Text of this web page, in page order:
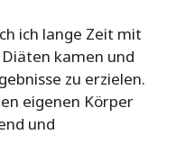
ich lange Zeit mit
kamen und
zu erzielen.
eigenen Körper
und